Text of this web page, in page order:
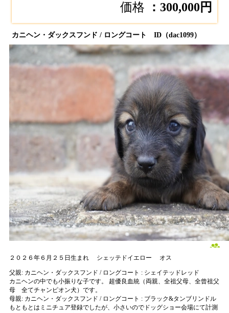
価格 ：300,000円
カニヘン・ダックスフンド / ロングコート ID（dac1099）
２０２６年６月２５日生まれ シェッテドイエロー オス
父親: カニヘン・ダックスフンド / ロングコート : シェイテッドレッド
カニヘンの中でも小振りな子です。 超優良血統（両親、全祖父母、全曾祖父
母 全てチャンピオン犬）です。
母親: カニヘン・ダックスフンド / ロングコート : ブラック&タンブリンドル
もともとはミニチュア登録でしたが、小さいのでドッグショー会場にて計測